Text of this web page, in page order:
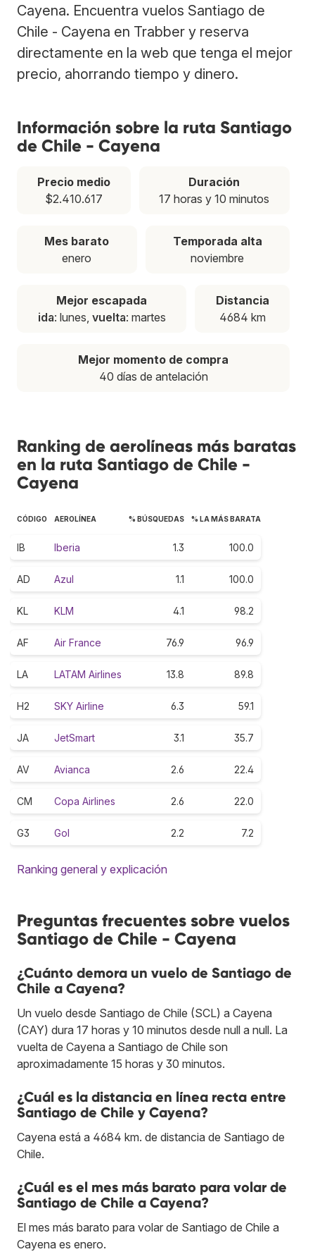
Cayena. Encuentra vuelos Santiago de
Chile - Cayena en Trabber y reserva
directamente en la web que tenga el mejor
precio, ahorrando tiempo y dinero.
Información sobre la ruta Santiago
de Chile - Cayena
Precio medio
$2.410.617
Duración
17 horas y 10 minutos
Mes barato
enero
Temporada alta
noviembre
Mejor escapada
ida: lunes, vuelta: martes
Distancia
4684 km
Mejor momento de compra
40 días de antelación
Ranking de aerolíneas más baratas
en la ruta Santiago de Chile -
Cayena
CÓDIGO AEROLÍNEA % BÚSQUEDAS % LA MÁS BARATA
IB Iberia 1.3 100.0
AD Azul 1.1 100.0
KL KLM 4.1 98.2
AF Air France 76.9 96.9
LA LATAM Airlines 13.8 89.8
H2 SKY Airline 6.3 59.1
JA JetSmart 3.1 35.7
AV Avianca 2.6 22.4
CM Copa Airlines 2.6 22.0
G3 Gol 2.2 7.2
Ranking general y explicación
Preguntas frecuentes sobre vuelos
Santiago de Chile - Cayena
¿Cuánto demora un vuelo de Santiago de
Chile a Cayena?
Un vuelo desde Santiago de Chile (SCL) a Cayena
(CAY) dura 17 horas y 10 minutos desde null a null. La
vuelta de Cayena a Santiago de Chile son
aproximadamente 15 horas y 30 minutos.
¿Cuál es la distancia en línea recta entre
Santiago de Chile y Cayena?
Cayena está a 4684 km. de distancia de Santiago de
Chile.
¿Cuál es el mes más barato para volar de
Santiago de Chile a Cayena?
El mes más barato para volar de Santiago de Chile a
Cayena es enero.